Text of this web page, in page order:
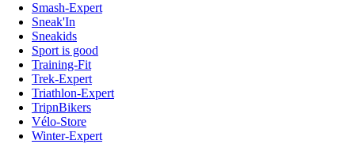
Smash-Expert
Sneak'In
Sneakids
Sport is good
Training-Fit
Trek-Expert
Triathlon-Expert
TripnBikers
Vélo-Store
Winter-Expert